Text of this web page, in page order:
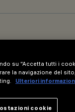
su “Accetta tutti i
la navigazione del
Ulteriori
cookie